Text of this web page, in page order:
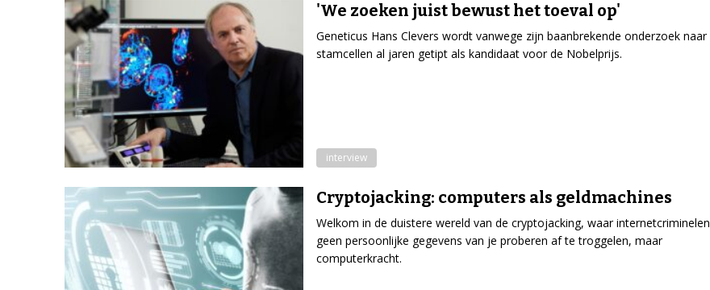
'We zoeken juist bewust het toeval op'
Geneticus Hans Clevers wordt vanwege zijn baanbrekende onderzoek naar
stamcellen al jaren getipt als kandidaat voor de Nobelprijs.
interview
Cryptojacking: computers als geldmachines
Welkom in de duistere wereld van de cryptojacking, waar internetcriminelen
geen persoonlijke gegevens van je proberen af te troggelen, maar
computerkracht.